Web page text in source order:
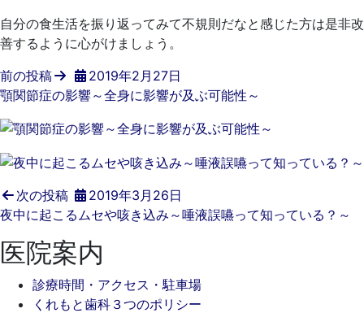
自分の食生活を振り返ってみて不規則だなと感じた方は是非改
善するように心がけましょう。
前の投稿
2019年2月27日
顎関節症の影響～全身に影響が及ぶ可能性～
次の投稿
2019年3月26日
夜中に起こるムセや咳き込み～唾液誤嚥って知っている？～
医院案内
診療時間・アクセス・駐車場
くれもと歯科３つのポリシー